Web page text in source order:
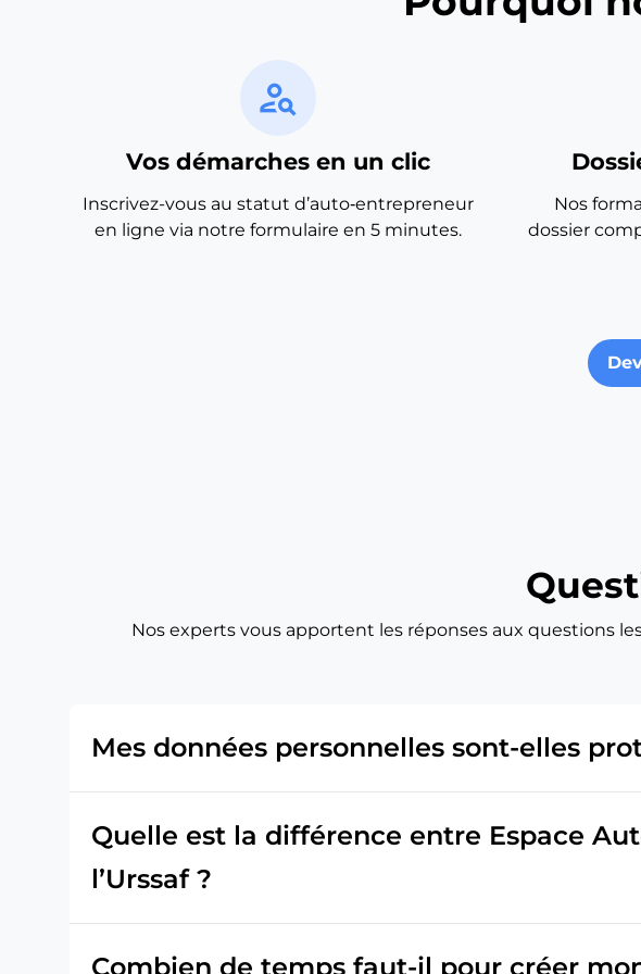
person_search
Vos démarches en un clic
Inscrivez-vous au statut d’auto‑entrepreneur
en ligne via notre formulaire en 5 minutes.
Nos
dossier
Nos experts vous apportent les réponses aux questions
Mes données personnelles sont-elles
Quelle est la différence entre Espace
l’Urssaf ?
Combien de temps faut-il pour créer